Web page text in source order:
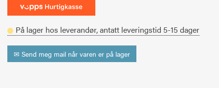
På lager hos leverandør,antatt leveringstid 5-15 dager
✉ Send meg mail når varen er på lager